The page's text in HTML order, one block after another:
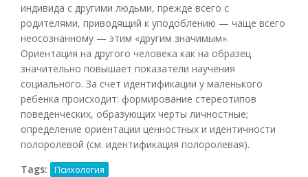
индивида с другими людьми, прежде всего с
родителями, приводящий к уподоблению — чаще всего
неосознанному — этим «другим значимым».
Ориентация на другого человека как на образец
значительно повышает показатели научения
социального. За счет идентификации у маленького
ребенка происходит: формирование стереотипов
поведенческих, образующих черты личностные;
определение ориентации ценностных и идентичности
полоролевой (см. идентификация полоролевая).
Tags:
Психология